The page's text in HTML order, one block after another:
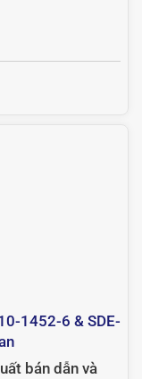
1452-6 & SDE-
bán dẫn và